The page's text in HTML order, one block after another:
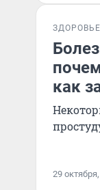
ЗДОРОВЬЕ
как
29